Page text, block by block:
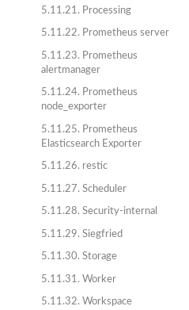
5.11.21. Processing
5.11.22. Prometheus server
5.11.23. Prometheus
alertmanager
5.11.24. Prometheus
node_exporter
5.11.25. Prometheus
Elasticsearch Exporter
5.11.26. restic
5.11.27. Scheduler
5.11.28. Security-internal
5.11.29. Siegfried
5.11.30. Storage
5.11.31. Worker
5.11.32. Workspace